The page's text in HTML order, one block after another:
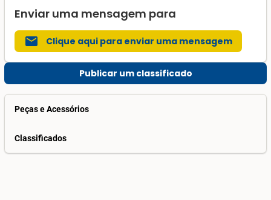
Enviar uma mensagem para
mail Clique aqui para enviar uma mensagem
Publicar um classificado
Peças e Acessórios
Classificados